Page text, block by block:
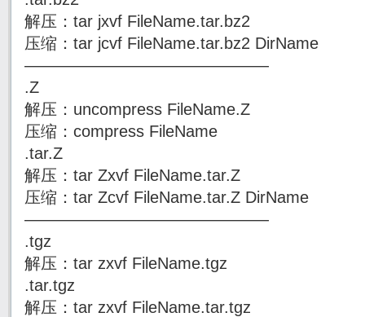
解压：tar jxvf FileName.tar.bz2
压缩：tar jcvf FileName.tar.bz2 DirName
———————————————
.Z
解压：uncompress FileName.Z
压缩：compress FileName
.tar.Z
解压：tar Zxvf FileName.tar.Z
压缩：tar Zcvf FileName.tar.Z DirName
———————————————
.tgz
解压：tar zxvf FileName.tgz
.tar.tgz
解压：tar zxvf FileName.tar.tgz